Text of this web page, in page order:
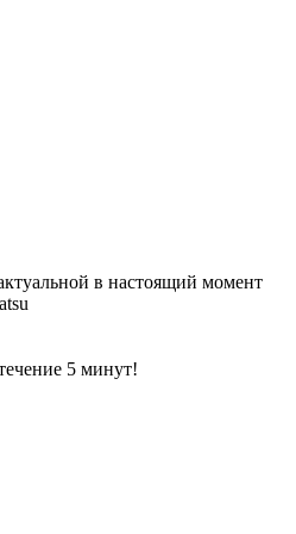
в настоящий момент
5 минут!